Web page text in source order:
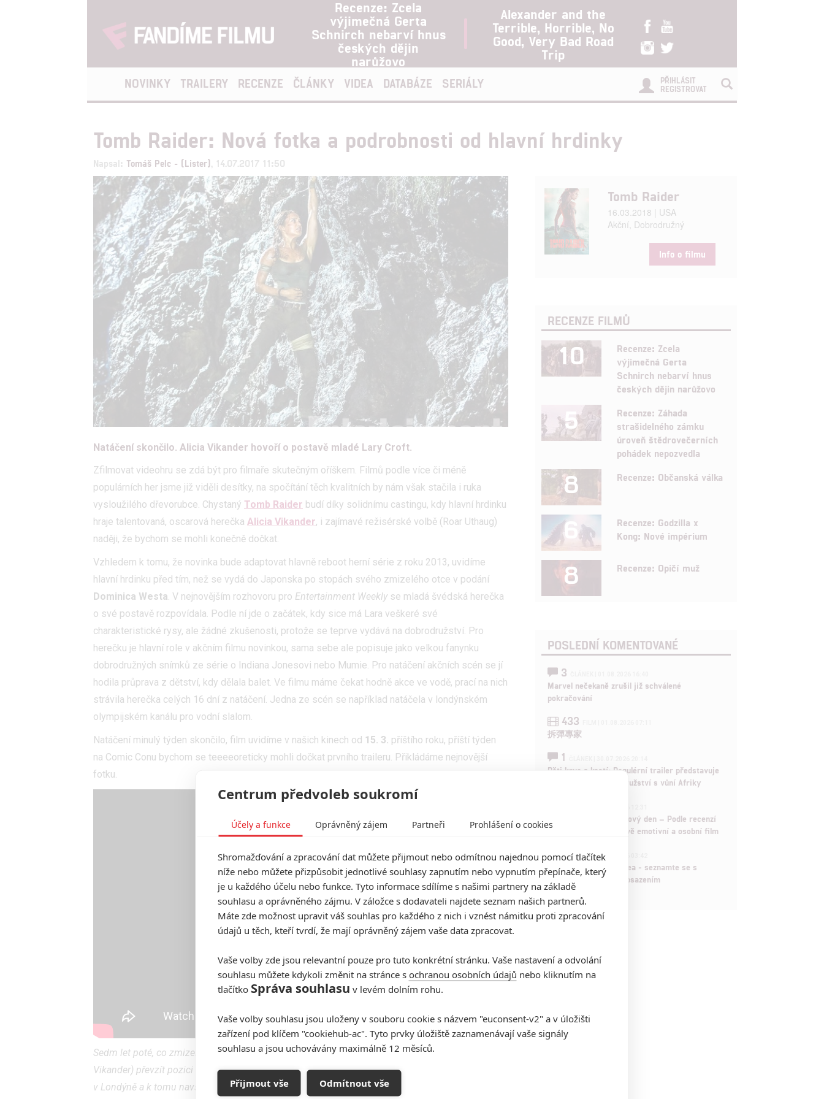
Recenze: Zcela
výjimečná Gerta
Schnirch nebarví hnus
českých dějin
narůžovo
Alexander and the
Terrible, Horrible, No
Good, Very Bad Road
Trip
NOVINKY TRAILERY RECENZE ČLÁNKY VIDEA DATABÁZE SERIÁLY
PŘIHLÁSIT
REGISTROVAT
Tomb Raider: Nová fotka a podrobnosti od hlavní hrdinky
Napsal: Tomáš Pelc - (Lister) , 14.07.2017 11:50
Natáčení skončilo. Alicia Vikander hovoří o postavě mladé Lary Croft.
Zfilmovat videohru se zdá být pro filmaře skutečným oříškem. Filmů podle více či méně
populárních her jsme již viděli desítky, na spočítání těch kvalitních by nám však stačila i ruka
vysloužilého dřevorubce. Chystaný Tomb Raider budí díky solidnímu castingu, kdy hlavní hrdinku
hraje talentovaná, oscarová herečka Alicia Vikander, i zajímavé režisérské volbě (Roar Uthaug)
naději, že bychom se mohli konečně dočkat.
Vzhledem k tomu, že novinka bude adaptovat hlavně reboot herní série z roku 2013, uvidíme
hlavní hrdinku před tím, než se vydá do Japonska po stopách svého zmizelého otce v podání
Dominica Westa. V nejnovějším rozhovoru pro Entertainment Weekly se mladá švédská herečka
o své postavě rozpovídala. Podle ní jde o začátek, kdy sice má Lara veškeré své
charakteristické rysy, ale žádné zkušenosti, protože se teprve vydává na dobrodružství. Pro
herečku je hlavní role v akčním filmu novinkou, sama sebe ale popisuje jako velkou fanynku
dobrodružných snímků ze série o Indiana Jonesovi nebo Mumie. Pro natáčení akčních scén se jí
hodila průprava z dětství, kdy dělala balet. Ve filmu máme čekat hodně akce ve vodě, prací na nich
strávila herečka celých 16 dní z natáčení. Jedna ze scén se například natáčela v londýnském
olympijském kanálu pro vodní slalom.
Natáčení minulý týden skončilo, film uvidíme v našich kinech od 15. 3. příštího roku, příští týden
na Comic Conu bychom se teeeeoreticky mohli dočkat prvního traileru. Přikládáme nejnovější
fotku.
Sedm let poté, co zmizel lord Richard Croft(Dominic West), odmítla jednadvacetiletá Lara
Vikander) převzít pozici dědice globálního obchodního impéria a místo toho pracuje jako kurýr
v Londýně a k tomu navštěvuje vysokou školu. Nakonec se nechá zlákat pokušením zjistit pravdu
Tomb Raider
16.03.2018 | USA
Akční, Dobrodružný
Info o filmu
RECENZE FILMŮ
10
Recenze: Zcela
výjimečná Gerta
Schnirch nebarví hnus
českých dějin narůžovo
5
Recenze: Záhada
strašidelného zámku
úroveň štědrovečerních
pohádek nepozvedla
8 Recenze: Občanská válka
6
Recenze: Godzilla x
Kong: Nové impérium
8 Recenze: Opičí muž
POSLEDNÍ KOMENTOVANÉ
3
Marvel nečekaně zrušil již schválené
pokračování
433
拆彈專家
1
Děti krve a kostí: Regulérní trailer představuje
akční fantasy dobrodružství s vůní Afriky
Spider-Man: Zbrusu nový den – Podle recenzí
máme čekat překvapivě emotivní a osobní film
1ČLÁNEK | 30.07.2026 03:42
Velké preview: Odyssea - seznamte se s
maximálně nabitým obsazením
Centrum předvoleb soukromí
Účely a funkce Oprávněný zájem Partneři Prohlášení o cookies
Shromažďování a zpracování dat můžete přijmout nebo odmítnou najednou pomocí tlačítek
níže nebo můžete přizpůsobit jednotlivé souhlasy zapnutím nebo vypnutím přepínače, který
je u každého účelu nebo funkce. Tyto informace sdílíme s našimi partnery na základě
souhlasu a oprávněného zájmu. V záložce s dodavateli najdete seznam našich partnerů.
Máte zde možnost upravit váš souhlas pro každého z nich i vznést námitku proti zpracování
údajů u těch, kteří tvrdí, že mají oprávněný zájem vaše data zpracovat.
Vaše volby zde jsou relevantní pouze pro tuto konkrétní stránku. Vaše nastavení a odvolání
souhlasu můžete kdykoli změnit na stránce s ochranou osobních údajů nebo kliknutím na
tlačítko Správa souhlasu v levém dolním rohu.
Vaše volby souhlasu jsou uloženy v souboru cookie s názvem "euconsent-v2" a v úložišti
zařízení pod klíčem "cookiehub-ac". Tyto prvky úložiště zaznamenávají vaše signály
souhlasu a jsou uchovávány maximálně 12 měsíců.
Přijmout vše Odmítnout vše